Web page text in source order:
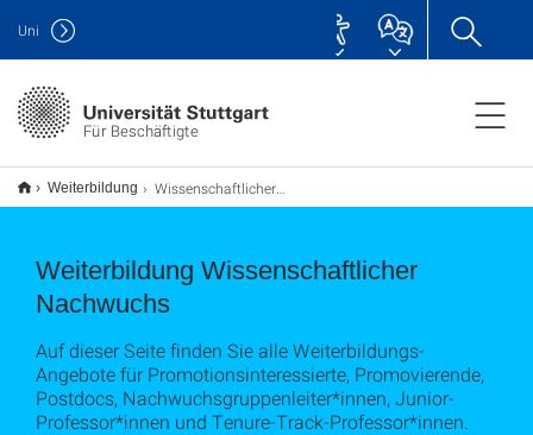
Für Beschäftigte
Uni
Weiterbildung Wissenschaftlicher Nachwuchs
Weiterbildung Wissenschaftlicher
Nachwuchs
Auf dieser Seite finden Sie alle Weiterbildungs-
Angebote für Promotionsinteressierte, Promovierende,
Postdocs, Nachwuchsgruppenleiter*innen, Junior-
Professor*innen und Tenure-Track-Professor*innen.